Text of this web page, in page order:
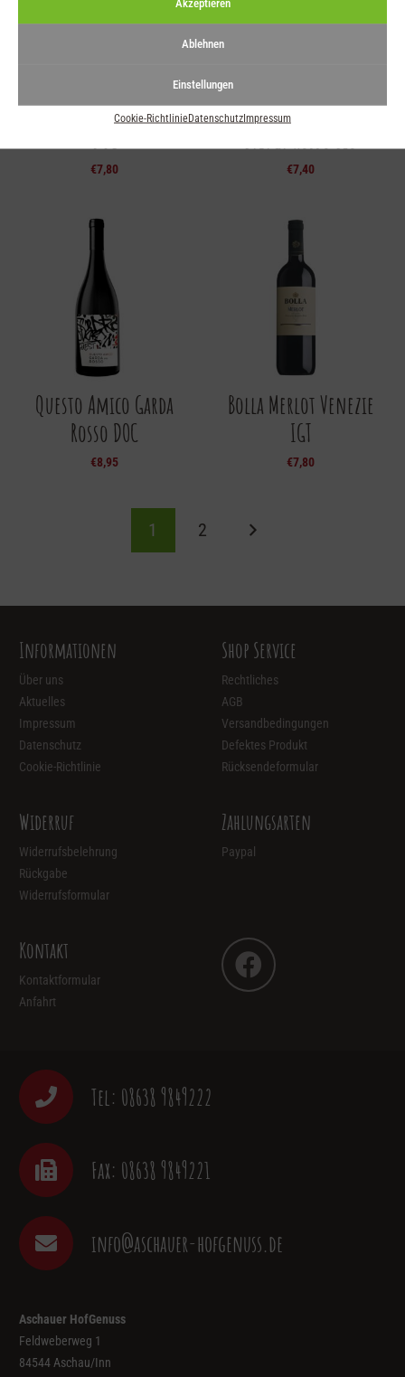
Akzeptieren
Ablehnen
Einstellungen
Cookie-RichtlinieDatenschutzImpressum
I Castelli Bardolino
€7,80
Brave Italian Growers
€7,40
Questo Amico Garda
Rosso DOC
€8,95
Bolla Merlot Venezie
IGT
€7,80
1 2
Informationen
Über uns
Aktuelles
Impressum
Datenschutz
Cookie-Richtlinie
Shop Service
Rechtliches
AGB
Versandbedingungen
Defektes Produkt
Rücksendeformular
Widerruf
Widerrufsbelehrung
Rückgabe
Widerrufsformular
Zahlungsarten
Paypal
Kontakt
Kontaktformular
Anfahrt
Tel: 08638 9849222
Fax: 08638 9849221
info@aschauer-hofgenuss.de
Aschauer HofGenuss
Feldweberweg 1
84544 Aschau/Inn